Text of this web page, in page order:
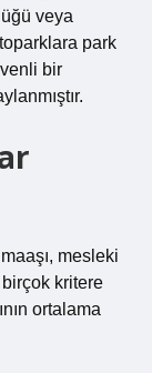
veya
park
bir
mesleki
kritere
ortalama